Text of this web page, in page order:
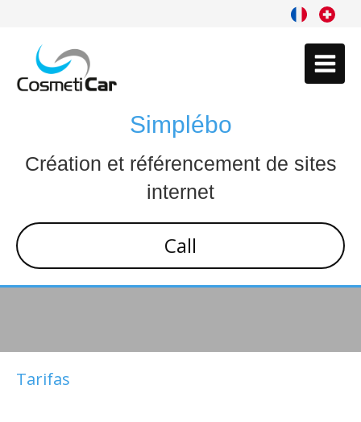
Simplébo
Création et référencement de sites
internet
Call
Tarifas